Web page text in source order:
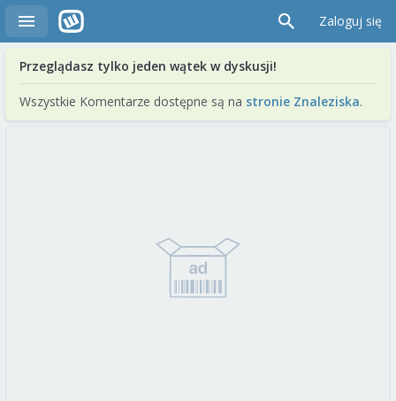
Zaloguj się
Przeglądasz tylko jeden wątek w dyskusji!
Wszystkie Komentarze dostępne są na stronie Znaleziska.